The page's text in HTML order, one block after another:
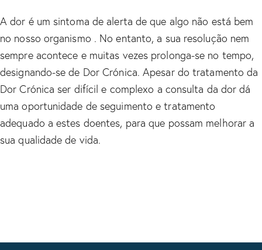
A dor é um sintoma de alerta de que algo não está bem
no nosso organismo . No entanto, a sua resolução nem
sempre acontece e muitas vezes prolonga-se no tempo,
designando-se de Dor Crónica. Apesar do tratamento da
Dor Crónica ser difícil e complexo a consulta da dor dá
uma oportunidade de seguimento e tratamento
adequado a estes doentes, para que possam melhorar a
sua qualidade de vida.